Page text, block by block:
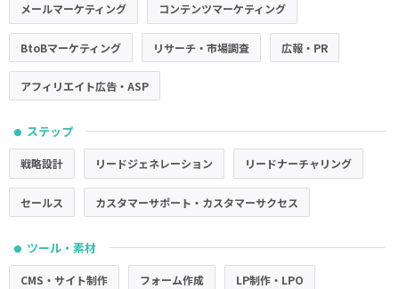
メールマーケティング コンテンツマーケティング
BtoBマーケティング リサーチ・市場調査 広報・PR
アフィリエイト広告・ASP
● ステップ
戦略設計 リードジェネレーション リードナーチャリング
セールス カスタマーサポート・カスタマーサクセス
● ツール・素材
CMS・サイト制作 フォーム作成 LP制作・LPO